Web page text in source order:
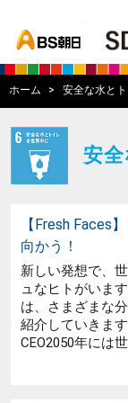
ホーム 安全な水と
安
【Fresh Faces
向かう！
新しい発想で、
ュなヒトがいま
は、さまざまな
紹介していきま
CEO2050年には